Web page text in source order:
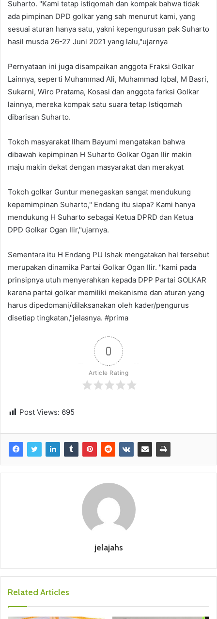
Suharto. "Kami tetap istiqomah dan kompak bahwa tidak
ada pimpinan DPD golkar yang sah menurut kami, yang
sesuai aturan hanya satu, yakni kepengurusan pak Suharto
hasil musda 26-27 Juni 2021 yang lalu,"ujarnya
Pernyataan ini juga disampaikan anggota Fraksi Golkar
Lainnya, seperti Muhammad Ali, Muhammad Iqbal, M Basri,
Sukarni, Wiro Pratama, Kosasi dan anggota farksi Golkar
lainnya, mereka kompak satu suara tetap Istiqomah
dibarisan Suharto.
Tokoh masyarakat Ilham Bayumi mengatakan bahwa
dibawah kepimpinan H Suharto Golkar Ogan Ilir makin
maju makin dekat dengan masyarakat dan merakyat
Tokoh golkar Guntur menegaskan sangat mendukung
kepemimpinan Suharto," Endang itu siapa? Kami hanya
mendukung H Suharto sebagai Ketua DPRD dan Ketua
DPD Golkar Ogan Ilir,"ujarnya.
Sementara itu H Endang PU Ishak mengatakan hal tersebut
merupakan dinamika Partai Golkar Ogan Ilir. "kami pada
prinsipnya utuh menyerahkan kepada DPP Partai GOLKAR
karena partai golkar memiliki mekanisme dan aturan yang
harus dipedomani/dilaksanakan oleh kader/pengurus
disetiap tingkatan,"jelasnya. #prima
0
Article Rating
Post Views: 695
jelajahs
Related Articles